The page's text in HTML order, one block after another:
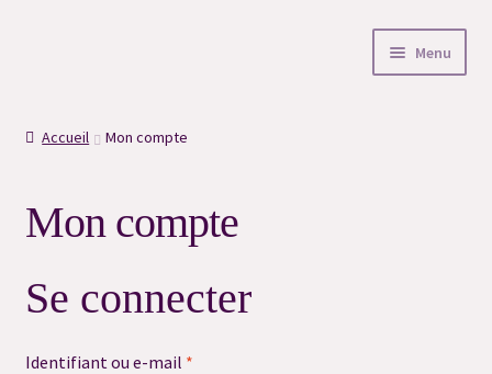
Menu
#7254 (pas de titre)
#7008 (pas de titre)
Accueil Mon compte
Mon compte
Se connecter
Identifiant ou e-mail *Obligatoire